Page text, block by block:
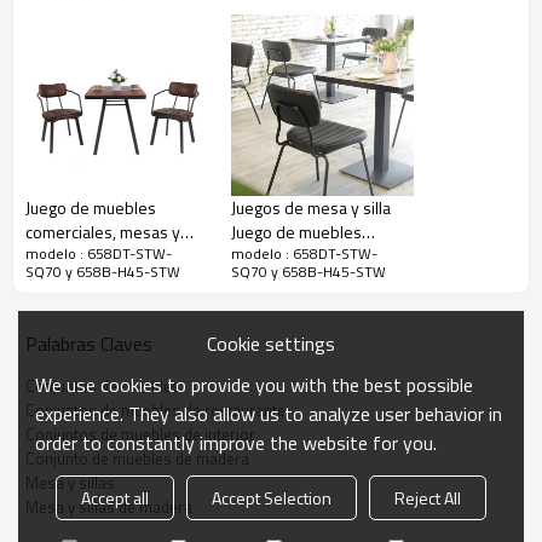
Sleek Copine Range 658 Mesa y sillas #
●Asiento y respaldo contorneados para mayor comodidad en madera
contrachapada clase E1 moldeada, puede ser con chapa de madera
natural, también liminate de alta presión.
●Durabilidad: todos nuestros asientos están probados para la
durabilidad de acuerdo con la norma EN 16139.
Especificación
nombre del producto Conjuntos de muebles de interior
Número de artículo
Mesa: 658DT-STW-SQ70 y silla:
Juego de muebles
comerciales, mesas y
sillas para restaurante
interior y cafetería
modelo : 658DT-STW-
SQ70 y 658B-H45-STW
Juegos de mesa y silla
Juego de muebles
duraderos Muebles para
restaurantes y cafeterías
modelo : 658DT-STW-
SQ70 y 658B-H45-STW
Palabras Claves
Conjuntos de muebles
Conjuntos de muebles de restaurante
Conjuntos de muebles de interior
Conjunto de muebles de madera
Mesa y sillas
Mesa y sillas de madera
Cookie settings
We use cookies to provide you with the best possible
experience. They also allow us to analyze user behavior in
order to constantly improve the website for you.
Accept all Accept Selection
Reject All